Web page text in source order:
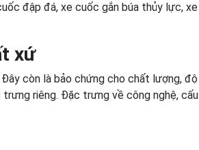
đập đá, xe cuốc gắn búa thủy lực, xe
xứ
còn là bảo chứng cho chất lượng, độ
trưng riêng. Đặc trưng về công nghệ, cấu